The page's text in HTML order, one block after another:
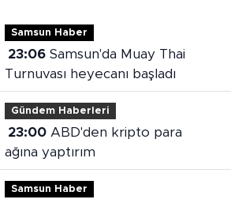
Samsun Haber
23:06Samsun'da Muay Thai
Turnuvası heyecanı başladı
Gündem Haberleri
23:00ABD'den kripto para
ağına yaptırım
Samsun Haber